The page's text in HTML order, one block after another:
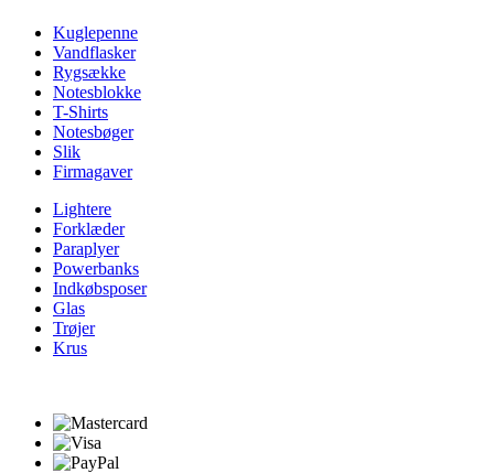
Kuglepenne
Vandflasker
Rygsække
Notesblokke
T-Shirts
Notesbøger
Slik
Firmagaver
Lightere
Forklæder
Paraplyer
Powerbanks
Indkøbsposer
Glas
Trøjer
Krus